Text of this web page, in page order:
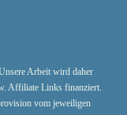
Arbeit wird daher
Affiliate Links finanziert.
vom jeweiligen